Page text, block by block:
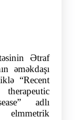
Ətraf
əməkdaşı
“Recent
”adlı
elmmetrik